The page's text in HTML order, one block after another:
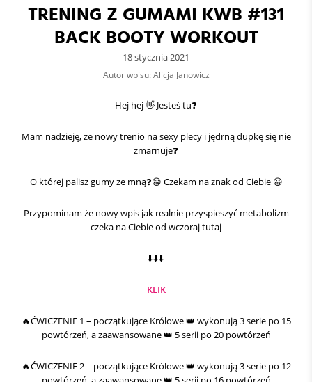
TRENING Z GUMAMI KWB #131
BACK BOOTY WORKOUT
18 stycznia 2021
Autor wpisu: Alicja Janowicz
Hej hej 👋 Jesteś tu❓
Mam nadzieję, że nowy trenio na sexy plecy i jędrną dupkę się nie
zmarnuje❓
O której palisz gumy ze mną❓😁 Czekam na znak od Ciebie 😀
Przypominam że nowy wpis jak realnie przyspieszyć metabolizm
czeka na Ciebie od wczoraj tutaj
⬇️⬇️⬇️
KLIK
🔥ĆWICZENIE 1 – początkujące Królowe 👑 wykonują 3 serie po 15
powtórzeń, a zaawansowane 👑 5 serii po 20 powtórzeń
🔥ĆWICZENIE 2 – początkujące Królowe 👑 wykonują 3 serie po 12